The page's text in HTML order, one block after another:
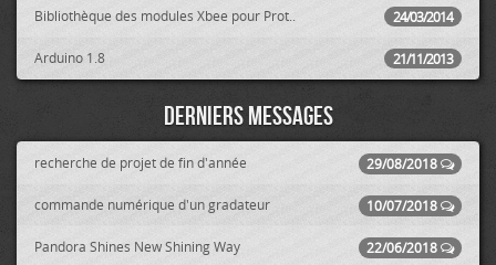
24/03/2014
Bibliothèque des modules Xbee pour Prot..
21/11/2013
Arduino 1.8
Derniers messages
29/08/2018
recherche de projet de fin d'année
10/07/2018
commande numérique d'un gradateur
22/06/2018
Pandora Shines New Shining Way